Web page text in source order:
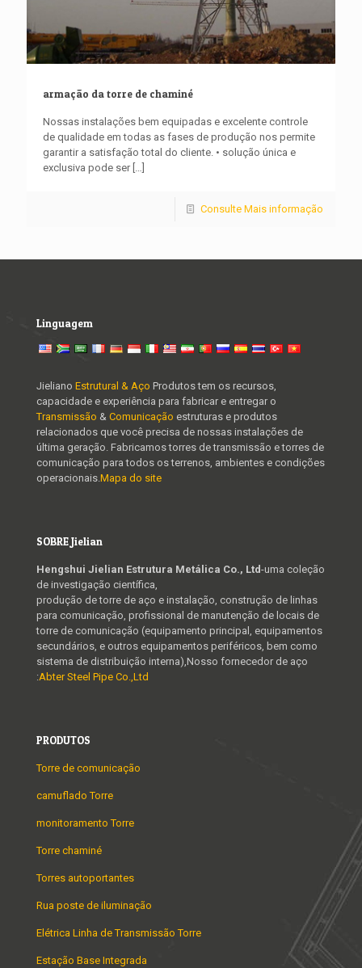
armação da torre de chaminé
Nossas instalações bem equipadas e excelente controle
de qualidade em todas as fases de produção nos permite
garantir a satisfação total do cliente. • solução única e
exclusiva pode ser[…]
Consulte Mais informação
Linguagem
Jieliano Estrutural & Aço Produtos tem os recursos,
capacidade e experiência para fabricar e entregar o
Transmissão & Comunicação estruturas e produtos
relacionados que você precisa de nossas instalações de
última geração. Fabricamos torres de transmissão e torres de
comunicação para todos os terrenos, ambientes e condições
operacionais.Mapa do site
SOBRE Jielian
Hengshui Jielian Estrutura Metálica Co., Ltd-uma coleção
de investigação científica,
produção de torre de aço e instalação, construção de linhas
para comunicação, profissional de manutenção de locais de
torre de comunicação (equipamento principal, equipamentos
secundários, e outros equipamentos periféricos, bem como
sistema de distribuição interna),Nosso fornecedor de aço
:Abter Steel Pipe Co.,Ltd
PRODUTOS
Torre de comunicação
camuflado Torre
monitoramento Torre
Torre chaminé
Torres autoportantes
Rua poste de iluminação
Elétrica Linha de Transmissão Torre
Estação Base Integrada